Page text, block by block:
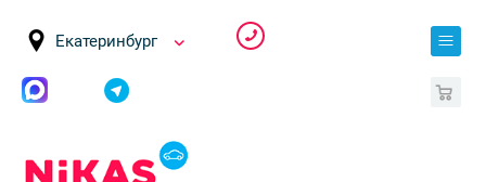
Екатеринбург